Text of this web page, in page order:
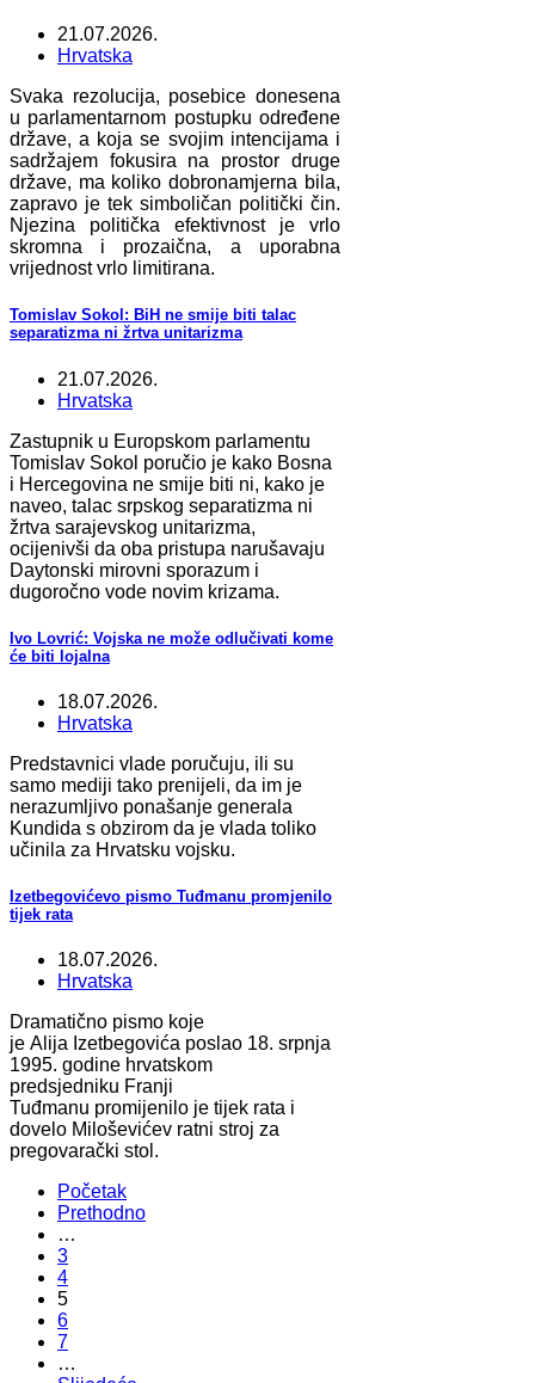
21.07.2026.
Hrvatska
Svaka rezolucija, posebice donesena
u parlamentarnom postupku određene
države, a koja se svojim intencijama i
sadržajem fokusira na prostor druge
države, ma koliko dobronamjerna bila,
zapravo je tek simboličan politički čin.
Njezina politička efektivnost je vrlo
skromna i prozaična, a uporabna
vrijednost vrlo limitirana.
Tomislav Sokol: BiH ne smije biti talac
separatizma ni žrtva unitarizma
21.07.2026.
Hrvatska
Zastupnik u Europskom parlamentu
Tomislav Sokol poručio je kako Bosna
i Hercegovina ne smije biti ni, kako je
naveo, talac srpskog separatizma ni
žrtva sarajevskog unitarizma,
ocijenivši da oba pristupa narušavaju
Daytonski mirovni sporazum i
dugoročno vode novim krizama.
Ivo Lovrić: Vojska ne može odlučivati kome
će biti lojalna
18.07.2026.
Hrvatska
Predstavnici vlade poručuju, ili su
samo mediji tako prenijeli, da im je
nerazumljivo ponašanje generala
Kundida s obzirom da je vlada toliko
učinila za Hrvatsku vojsku.
Izetbegovićevo pismo Tuđmanu promjenilo
tijek rata
18.07.2026.
Hrvatska
Dramatično pismo koje
je Alija Izetbegovića poslao 18. srpnja
1995. godine hrvatskom
predsjedniku Franji
Tuđmanu promijenilo je tijek rata i
dovelo Miloševićev ratni stroj za
pregovarački stol.
Početak
Prethodno
…
3
4
5
6
7
…